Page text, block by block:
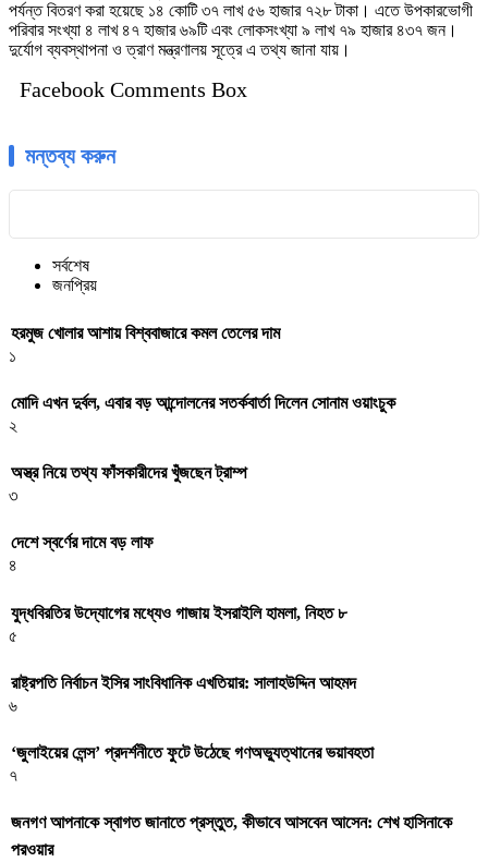
পর্যন্ত বিতরণ করা হয়েছে ১৪ কোটি ৩৭ লাখ ৫৬ হাজার ৭২৮ টাকা। এতে উপকারভোগী
পরিবার সংখ্যা ৪ লাখ ৪৭ হাজার ৬৯টি এবং লোকসংখ্যা ৯ লাখ ৭৯ হাজার ৪৩৭ জন।
দুর্যোগ ব্যবস্থাপনা ও ত্রাণ মন্ত্রণালয় সূত্রে এ তথ্য জানা যায়।
Facebook Comments Box
মন্তব্য করুন
সর্বশেষ
জনপ্রিয়
হরমুজ খোলার আশায় বিশ্ববাজারে কমল তেলের দাম
১
মোদি এখন দুর্বল, এবার বড় আন্দোলনের সতর্কবার্তা দিলেন সোনাম ওয়াংচুক
২
অস্ত্র নিয়ে তথ্য ফাঁসকারীদের খুঁজছেন ট্রাম্প
৩
দেশে স্বর্ণের দামে বড় লাফ
৪
যুদ্ধবিরতির উদ্যোগের মধ্যেও গাজায় ইসরাইলি হামলা, নিহত ৮
৫
রাষ্ট্রপতি নির্বাচন ইসির সাংবিধানিক এখতিয়ার: সালাহউদ্দিন আহমদ
৬
‘জুলাইয়ের লেন্স’ প্রদর্শনীতে ফুটে উঠেছে গণঅভ্যুত্থানের ভয়াবহতা
৭
জনগণ আপনাকে স্বাগত জানাতে প্রস্তুত, কীভাবে আসবেন আসেন: শেখ হাসিনাকে
পরওয়ার